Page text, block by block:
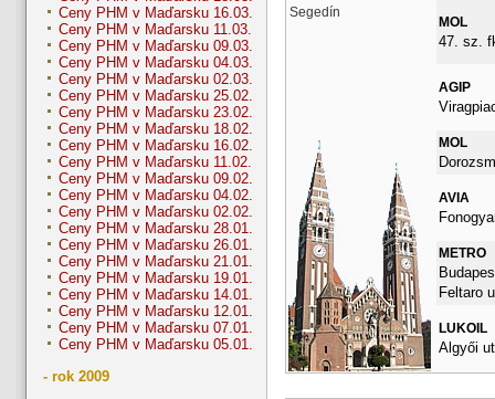
Ceny PHM v Maďarsku 16.03.
Ceny PHM v Maďarsku 11.03.
Ceny PHM v Maďarsku 09.03.
Ceny PHM v Maďarsku 04.03.
Ceny PHM v Maďarsku 02.03.
Ceny PHM v Maďarsku 25.02.
Ceny PHM v Maďarsku 23.02.
Ceny PHM v Maďarsku 18.02.
Ceny PHM v Maďarsku 16.02.
Ceny PHM v Maďarsku 11.02.
Ceny PHM v Maďarsku 09.02.
Ceny PHM v Maďarsku 04.02.
Ceny PHM v Maďarsku 02.02.
Ceny PHM v Maďarsku 28.01.
Ceny PHM v Maďarsku 26.01.
Ceny PHM v Maďarsku 21.01.
Ceny PHM v Maďarsku 19.01.
Ceny PHM v Maďarsku 14.01.
Ceny PHM v Maďarsku 12.01.
Ceny PHM v Maďarsku 07.01.
Ceny PHM v Maďarsku 05.01.
- rok 2009
Segedín
MOL
47. sz.
AGIP
MOL
AVIA
METRO
Feltaro
LUKOIL
Algyői ut